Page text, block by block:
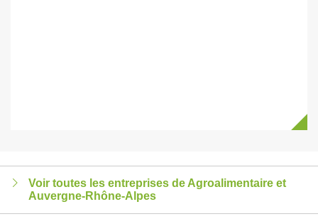
Voir toutes les entreprises de Agroalimentaire et
Auvergne-Rhône-Alpes